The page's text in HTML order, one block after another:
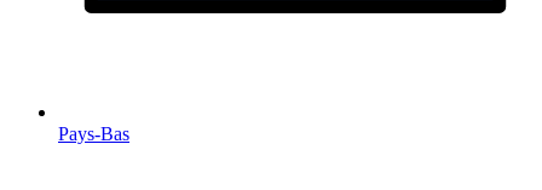
Pays-Bas